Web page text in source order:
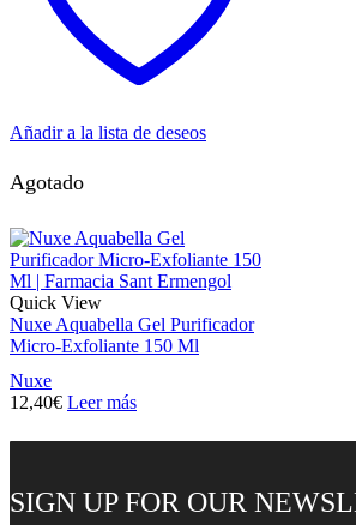
Añadir a la lista de deseos
Agotado
Quick View
Nuxe Aquabella Gel Purificador
Micro-Exfoliante 150 Ml
Nuxe
12,40€ Leer más
SIGN UP FOR OUR